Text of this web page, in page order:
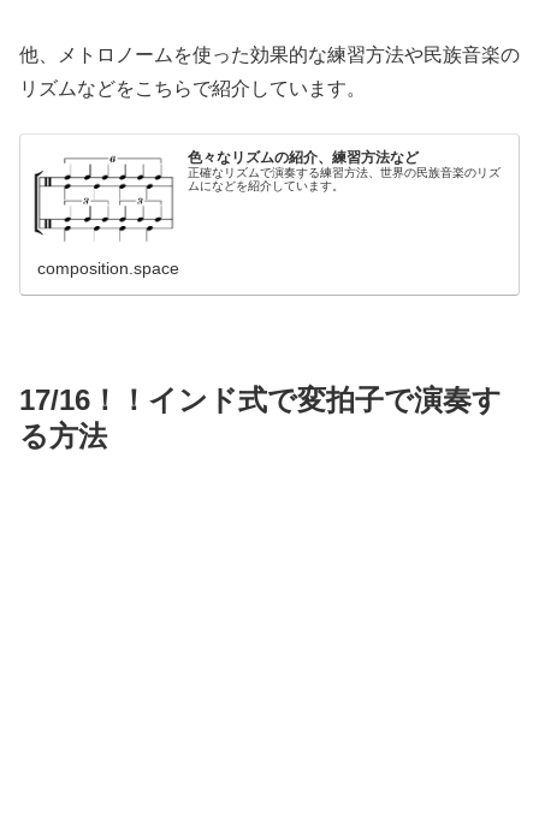
他、メトロノームを使った効果的な練習方法や民族音楽の
リズムなどをこちらで紹介しています。
色々なリズムの紹介、練習方法など
正確なリズムで演奏する練習方法、世界の民族音楽のリズ
ムになどを紹介しています。
composition.space
17/16！！インド式で変拍子で演奏す
る方法